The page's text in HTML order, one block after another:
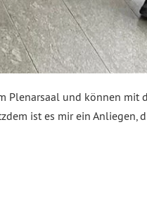
Plenarsaal und können mit
ist es mir ein Anliegen,